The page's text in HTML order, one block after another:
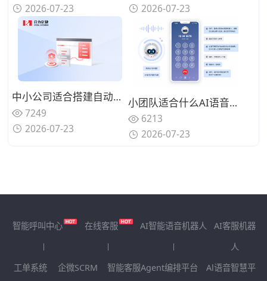
2026-07-23
2026-07-23
中小公司适合搭建自动化呼叫体系吗？轻量化AI语音机器人怎么落地？
7249
2026-07-23
小团队适合什么AI语音机器人？2026年小团队选用AI语音机器人需要关注哪些要点
6213
2026-07-23
智能呼叫中心 在线客服 AI智能语音机器人
AI客服机器
人
工单系统
企微SCRM 智能客服Agent编排平台
Al语音智慧平